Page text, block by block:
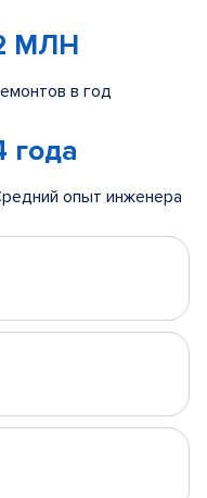
МЛН
в год
года
опыт инженера